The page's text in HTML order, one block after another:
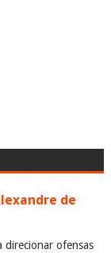
de
direcionar ofensas